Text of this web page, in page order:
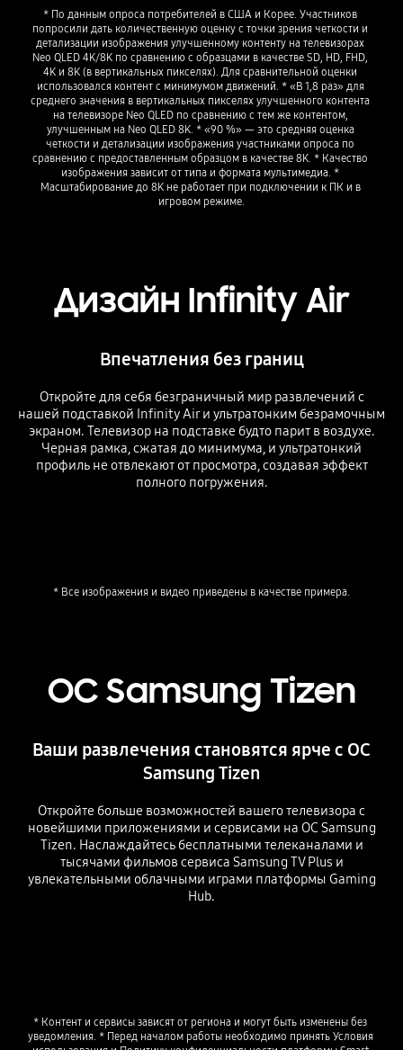
* По данным опроса потребителей в США и Корее. Участников
попросили дать количественную оценку с точки зрения четкости и
детализации изображения улучшенному контенту на телевизорах
Neo QLED 4K/8K по сравнению с образцами в качестве SD, HD, FHD,
4K и 8K (в вертикальных пикселях). Для сравнительной оценки
использовался контент с минимумом движений. * «В 1,8 раз» для
среднего значения в вертикальных пикселях улучшенного контента
на телевизоре Neo QLED по сравнению с тем же контентом,
улучшенным на Neo QLED 8K. * «90 %» — это средняя оценка
четкости и детализации изображения участниками опроса по
сравнению с предоставленным образцом в качестве 8K. * Качество
изображения зависит от типа и формата мультимедиа. *
Масштабирование до 8K не работает при подключении к ПК и в
игровом режиме.
Дизайн Infinity Air
Впечатления без границ
Откройте для себя безграничный мир развлечений с
нашей подставкой Infinity Air и ультратонким безрамочным
экраном. Телевизор на подставке будто парит в воздухе.
Черная рамка, сжатая до минимума, и ультратонкий
профиль не отвлекают от просмотра, создавая эффект
полного погружения.
* Все изображения и видео приведены в качестве примера.
ОС Samsung Tizen
Ваши развлечения становятся ярче с ОС
Samsung Tizen
Откройте больше возможностей вашего телевизора с
новейшими приложениями и сервисами на ОС Samsung
Tizen. Наслаждайтесь бесплатными телеканалами и
тысячами фильмов сервиса Samsung TV Plus и
увлекательными облачными играми платформы Gaming
Hub.
* Контент и сервисы зависят от региона и могут быть изменены без
уведомления. * Перед началом работы необходимо принять Условия